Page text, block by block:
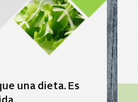
una dieta. Es